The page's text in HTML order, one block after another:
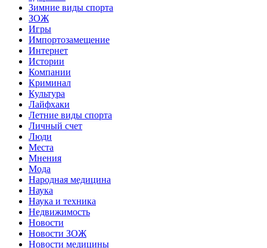
Зимние виды спорта
ЗОЖ
Игры
Импортозамещение
Интернет
Истории
Компании
Криминал
Культура
Лайфхаки
Летние виды спорта
Личный счет
Люди
Места
Мнения
Мода
Народная медицина
Наука
Наука и техника
Недвижимость
Новости
Новости ЗОЖ
Новости медицины